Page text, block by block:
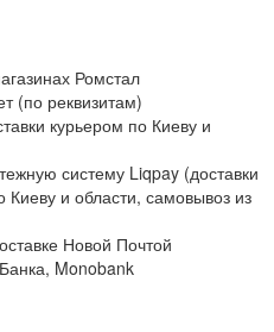
Ромстал
(по реквизитам)
курьером по Киеву и
систему Liqpay (доставки
и области, самовывоз из
Новой Почтой
Monobank